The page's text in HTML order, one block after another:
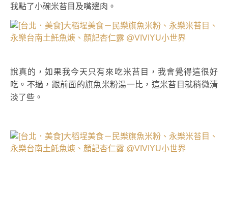
我點了小碗米苔目及嘴邊肉。
說真的，如果我今天只有來吃米苔目，我會覺得這很好
吃。不過，跟前面的旗魚米粉湯一比，這米苔目就稍微清
淡了些。